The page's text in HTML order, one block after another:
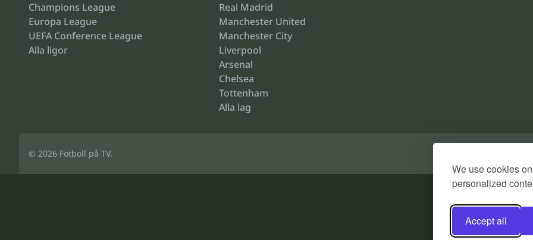
We use cookies
personalized
Accept all
Champions League
Europa League
UEFA Conference League
Alla ligor
Real Madrid
Manchester United
Manchester City
Liverpool
Arsenal
Chelsea
Tottenham
Alla lag
© 2026 Fotboll på TV.